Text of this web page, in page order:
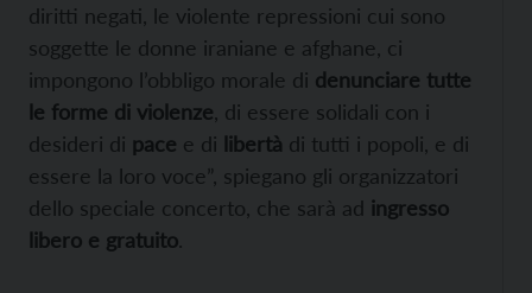
diritti negati, le violente repressioni cui sono
soggette le donne iraniane e afghane, ci
impongono l’obbligo morale di denunciare tutte
le forme di violenze , di essere solidali con i
desideri di pace e di libertà di tutti i popoli, e di
essere la loro voce”, spiegano gli organizzatori
dello speciale concerto, che sarà ad ingresso
libero e gratuito.